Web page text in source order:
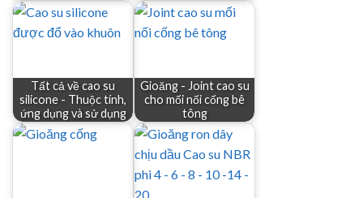
Tất cả về cao su
silicone - Thuộc tính,
ứng dụng và sử dụng
Gioăng - Joint cao su
cho mối nối cống bê
tông